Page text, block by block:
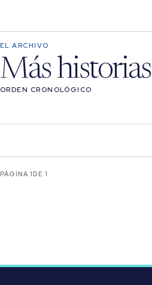
EL ARCHIVO
Más historias
ORDEN CRONOLÓGICO
PÁGINA 1 DE 1